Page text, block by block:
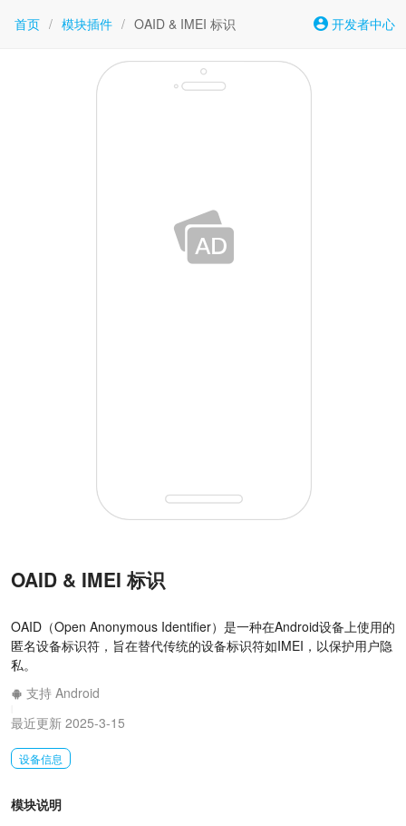
首页 / 模块插件 / OAID & IMEI 标识 开发者中心
OAID & IMEI 标识
OAID（Open Anonymous Identifier）是一种在Android设备上使用的
匿名设备标识符，旨在替代传统的设备标识符如IMEI，以保护用户隐
私。
支持 Android
最近更新 2025-3-15
设备信息
模块说明